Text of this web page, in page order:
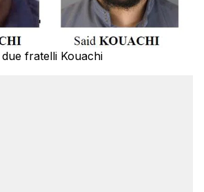
fratelli Kouachi